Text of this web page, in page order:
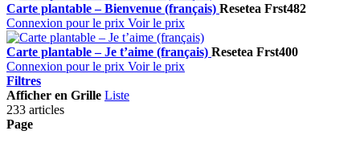
Carte plantable – Bienvenue (français) Resetea Frst482
Connexion pour le prix Voir le prix
Carte plantable – Je t’aime (français) Resetea Frst400
Connexion pour le prix Voir le prix
Filtres
Afficher en Grille Liste
233 articles
Page